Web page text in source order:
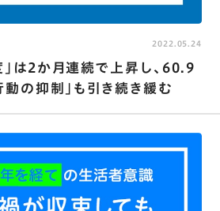
｣は2か月連続で上昇し､60.9
動の抑制｣も引き続き緩む
2022.05.24